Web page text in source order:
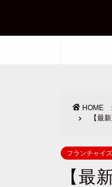
HOME
【最
フランチャイ
【最